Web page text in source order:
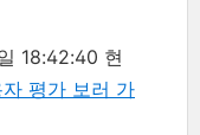
18:42:40 현
평가 보러 가